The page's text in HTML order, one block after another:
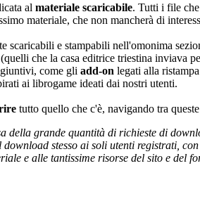
al materiale scaricabile. Tutti i file
materiale, che non mancherà di
scaricabili e stampabili nell'omonima
che la casa editrice triestina inviava
come gli add-on legati alla
ai librogame ideati dai nostri utenti.
tutto quello che c'è, navigando tra
della grande quantità di richieste di
stesso ai soli utenti registrati,
e alle tantissime risorse del sito e